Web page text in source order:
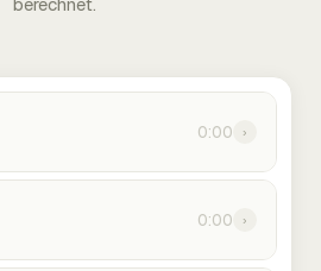
0:00 ›
0:00 ›